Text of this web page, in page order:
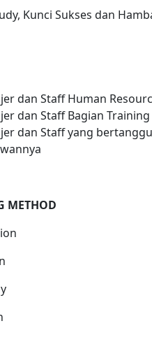
Kunci Sukses dan
dan Staff Human
dan Staff Bagian Training
dan Staff yang
METHOD